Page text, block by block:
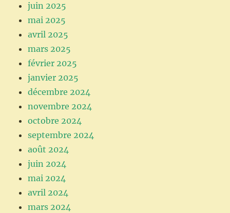
juin 2025
mai 2025
avril 2025
mars 2025
février 2025
janvier 2025
décembre 2024
novembre 2024
octobre 2024
septembre 2024
août 2024
juin 2024
mai 2024
avril 2024
mars 2024